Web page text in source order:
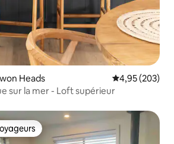
Heads Évaluation
4,95 (203)
sur la mer - Loft supérieur
les plus appréciés